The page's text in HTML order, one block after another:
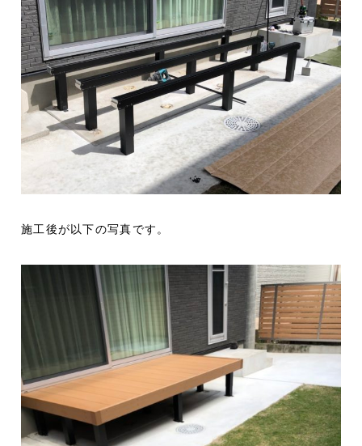
施工後が以下の写真です。